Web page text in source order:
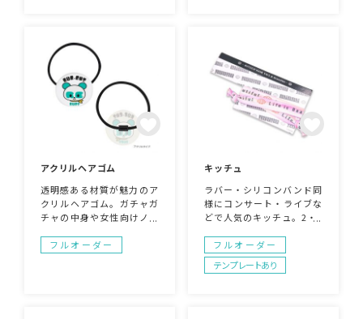
用できます。
相談ください！
アクリルヘアゴム
透明感ある材質が魅力のア
クリルヘアゴム。ガチャガ
チャの中身や女性向けノベ
フルオーダー
キッチュ
ラバー・シリコンバンド同
様にコンサート・ライブな
どで人気のキッチュ。2・3
売しても。フルカラープリ
ント可能です。台紙はオリ
ジナル柄で手配できます。
フルオーダー
テンプレートあり